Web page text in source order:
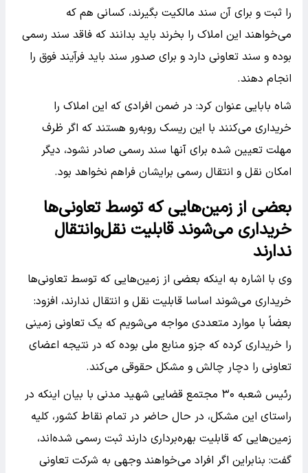
را ثبت و برای آن سند مالکیت بگیرند، کسانی هم که
می‌خواهند این املاک را بخرند باید بدانند که فاقد سند رسمی
بوده و سند تعاونی دارد و برای صدور سند باید فرآیند فوق را
انجام دهند.
شاه بابایی عنوان کرد: در ضمن افرادی که این املاک را
خریداری می‌کنند با این ریسک رو‌به‌رو هستند که اگر ظرف
مهلت تعیین شده برای آنها سند رسمی صادر نشود، دیگر
امکان نقل و انتقال رسمی برایشان فراهم نخواهد بود.
بعضی از زمین‌هایی که توسط تعاونی‌ها
خریداری می‌شوند قابلیت نقل‌وانتقال
ندارند
وی با اشاره به اینکه بعضی از زمین‌هایی که توسط تعاونی‌ها
خریداری می‌شوند اساسا قابلیت نقل و انتقال ندارند، افزود:
بعضاً با موارد متعددی مواجه می‌شویم که یک تعاونی زمینی
را خریداری کرده که جزو منابع ملی بوده که در نتیجه اعضای
تعاونی را دچار چالش و مشکل حقوقی می‌کند.
رئیس شعبه ۳۰ مجتمع قضایی شهید مدنی با بیان اینکه در
راستای این مشکل، در حال حاضر در تمام نقاط کشور، کلیه
زمین‌هایی که قابلیت بهره‌برداری دارند ثبت رسمی شده‌اند،
گفت: بنابراین اگر افراد می‌خواهند وجهی به شرکت تعاونی